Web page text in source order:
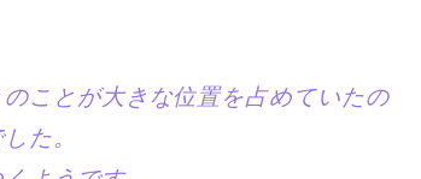
ことが大きな位置を占めていたの
た。